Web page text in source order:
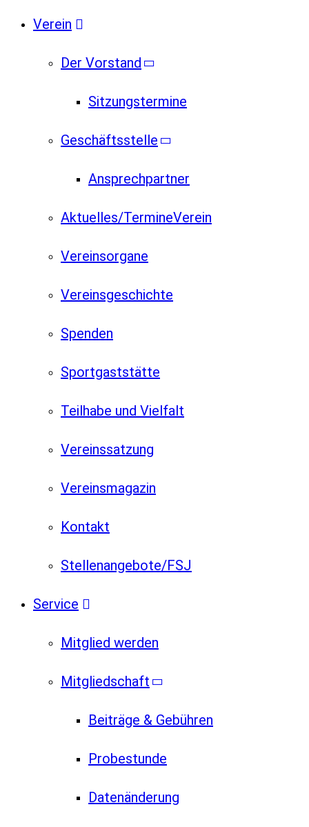
Verein
Der Vorstand
Sitzungstermine
Geschäftsstelle
Ansprechpartner
Aktuelles/TermineVerein
Vereinsorgane
Vereinsgeschichte
Spenden
Sportgaststätte
Teilhabe und Vielfalt
Vereinssatzung
Vereinsmagazin
Kontakt
Stellenangebote/FSJ
Service
Mitglied werden
Mitgliedschaft
Beiträge & Gebühren
Probestunde
Datenänderung